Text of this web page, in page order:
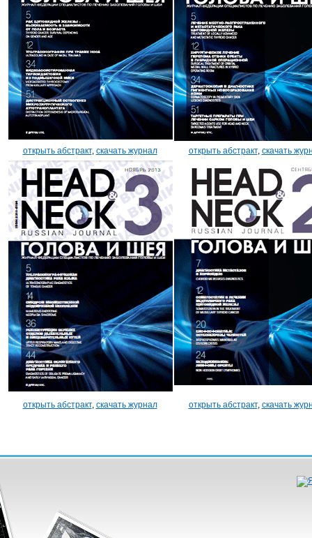
открыть абстракт, скачать журнал открыть абстракт, скачать
открыть абстракт, скачать журнал открыть абстракт, скачать